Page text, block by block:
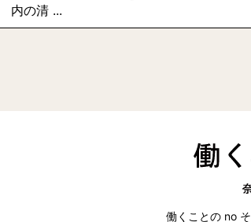
内の清 ...
働くことの no